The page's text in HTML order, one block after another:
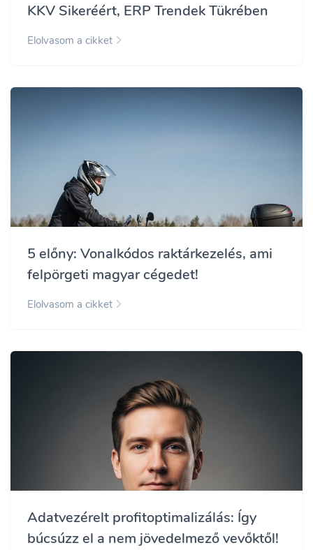
KKV Sikeréért, ERP Trendek Tükrében
Elolvasom a cikket
5 előny: Vonalkódos raktárkezelés, ami
felpörgeti magyar cégedet!
Elolvasom a cikket
Adatvezérelt profitoptimalizálás: Így
búcsúzz el a nem jövedelmező vevőktől!